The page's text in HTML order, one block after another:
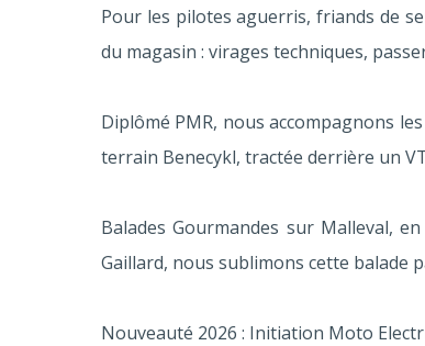
Pour les pilotes aguerris, friands de
du magasin : virages techniques,
Diplômé PMR, nous accompagnons
terrain Benecykl, tractée derrière un
Balades Gourmandes sur Malleval,
Gaillard, nous sublimons cette balade
Nouveauté 2026 : Initiation Moto